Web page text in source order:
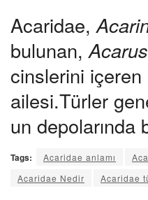
Acaridae,
bulunan,Acarus
cinslerini
ailesi.Türler
un depolarında
Tags: Acaridae anlamı
Acaridae Nedir
Acaridae